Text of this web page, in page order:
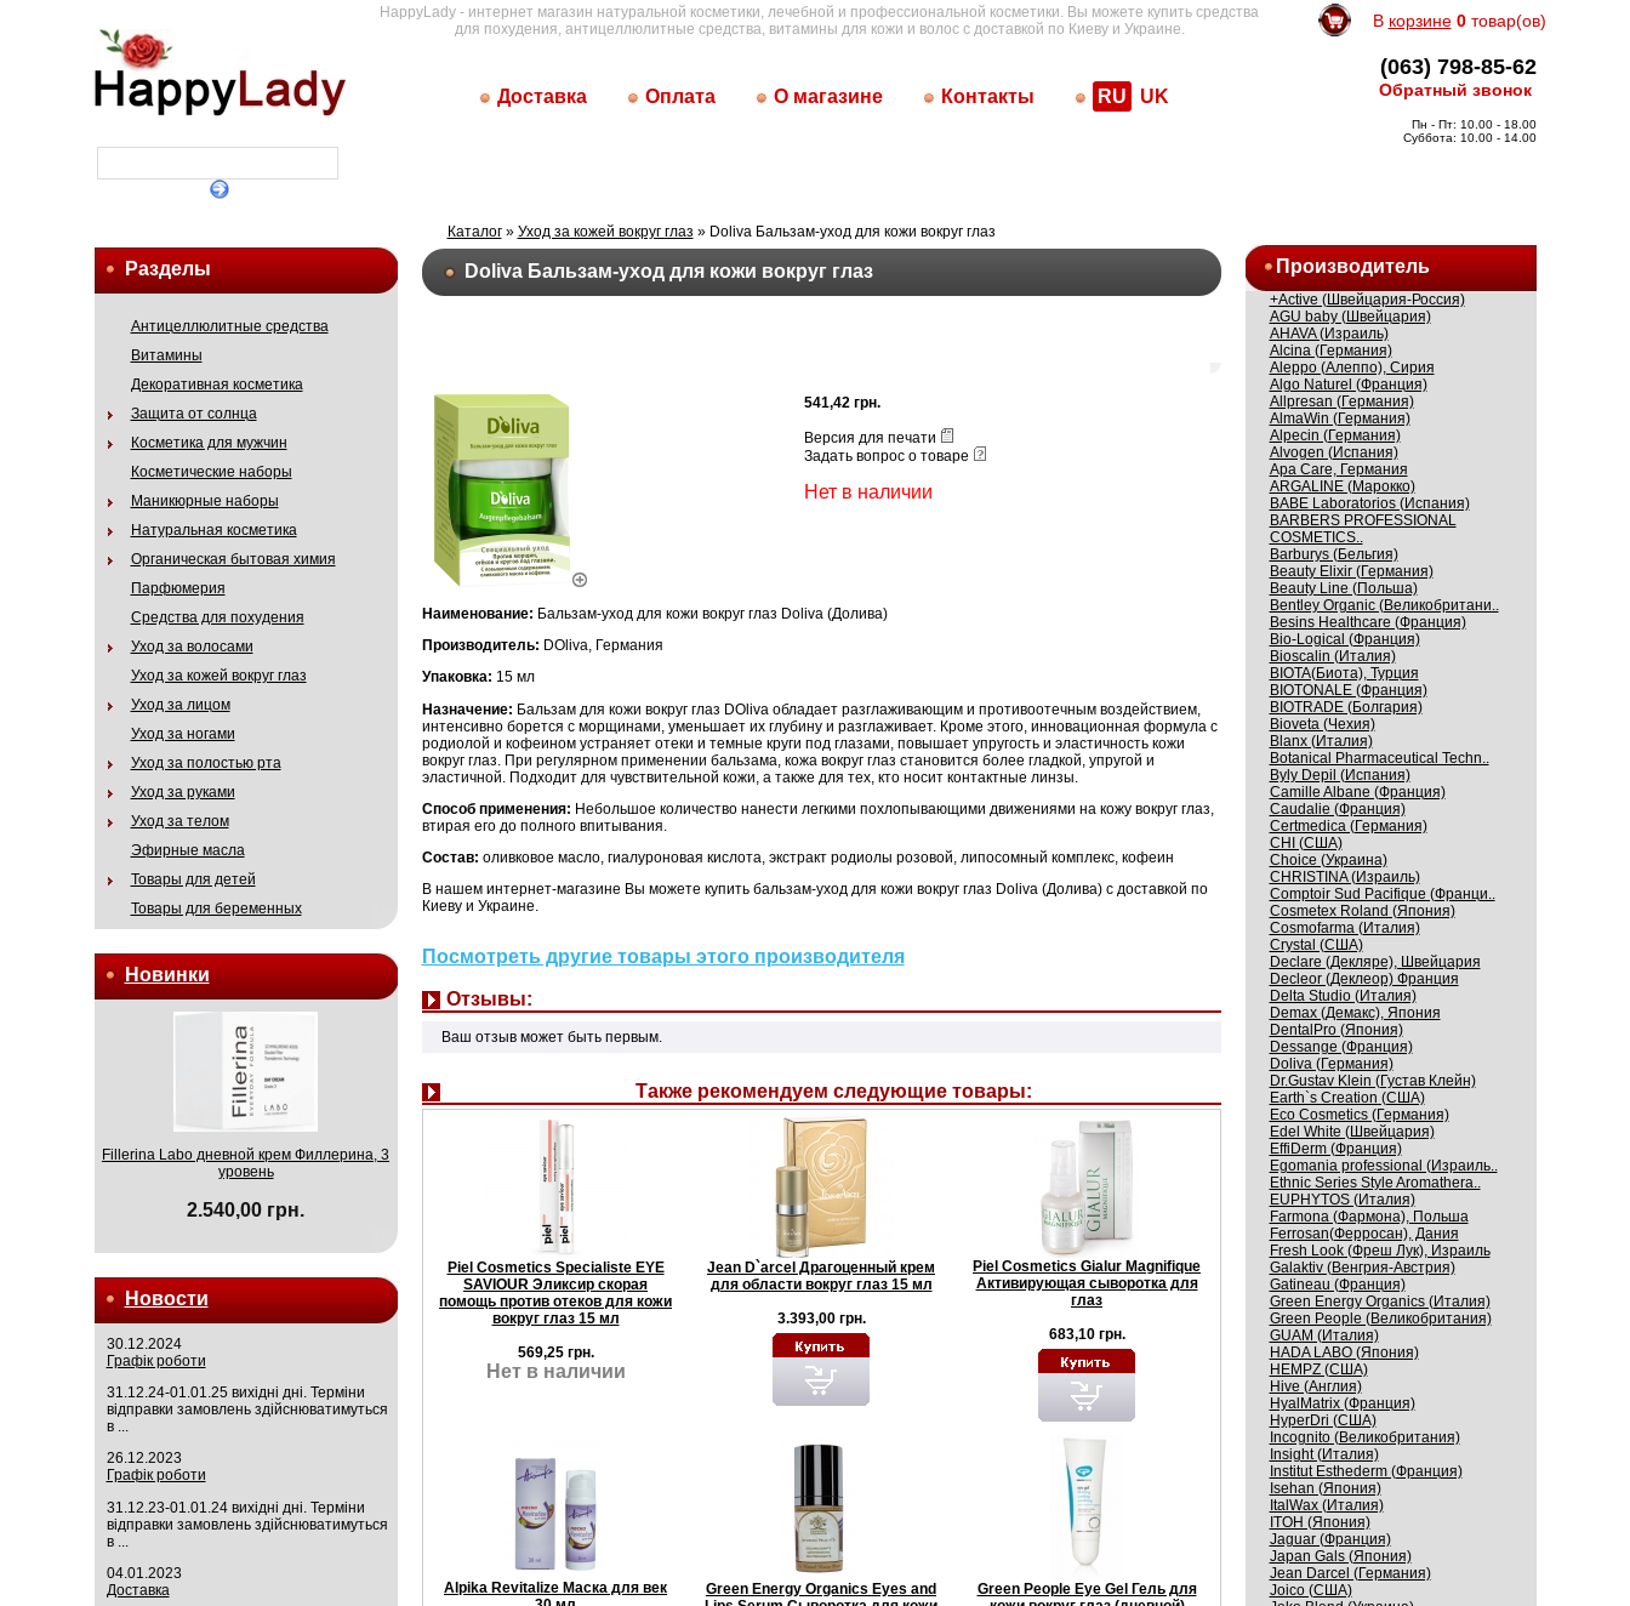
HappyLady - интернет магазин натуральной косметики, лечебной и профессиональной косметики. Вы можете купить средства
для похудения, антицеллюлитные средства, витамины для кожи и волос с доставкой по Киеву и Украине.
Доставка Оплата О магазине Контакты RU UK
В корзине 0товар(ов)
(063) 798-85-62
Обратный звонок
Пн - Пт: 10.00 - 18.00
Суббота: 10.00 - 14.00
Разделы
Антицеллюлитные средства
Витамины
Декоративная косметика
Защита от солнца
Косметика для мужчин
Косметические наборы
Маникюрные наборы
Натуральная косметика
Органическая бытовая химия
Парфюмерия
Средства для похудения
Уход за волосами
Уход за кожей вокруг глаз
Уход за лицом
Уход за ногами
Уход за полостью рта
Уход за руками
Уход за телом
Эфирные масла
Товары для детей
Товары для беременных
Новинки
Fillerina Labo дневной крем Филлерина, 3
уровень
2.540,00 грн.
Новости
30.12.2024
Графік роботи
31.12.24-01.01.25 вихідні дні. Терміни
відправки замовлень здійснюватимуться
в ...
26.12.2023
Графік роботи
31.12.23-01.01.24 вихідні дні. Терміни
відправки замовлень здійснюватимуться
в ...
04.01.2023
Доставка
Каталог» Уход за кожей вокруг глаз » Doliva Бальзам-уход для кожи вокруг глаз
Doliva Бальзам-уход для кожи вокруг глаз
541,42 грн.
Версия для печати
Задать вопрос о товаре
Нет в наличии
Наименование: Бальзам-уход для кожи вокруг глаз Doliva (Долива)
Производитель: DOliva, Германия
Упаковка: 15 мл
Назначение: Бальзам для кожи вокруг глаз DOliva обладает разглаживающим и противоотечным воздействием,
интенсивно борется с морщинами, уменьшает их глубину и разглаживает. Кроме этого, инновационная формула с
родиолой и кофеином устраняет отеки и темные круги под глазами, повышает упругость и эластичность кожи
вокруг глаз. При регулярном применении бальзама, кожа вокруг глаз становится более гладкой, упругой и
эластичной. Подходит для чувствительной кожи, а также для тех, кто носит контактные линзы.
Способ применения: Небольшое количество нанести легкими похлопывающими движениями на кожу вокруг глаз,
втирая его до полного впитывания.
Состав: оливковое масло, гиалуроновая кислота, экстракт родиолы розовой, липосомный комплекс, кофеин
В нашем интернет-магазине Вы можете купить бальзам-уход для кожи вокруг глаз Doliva (Долива) с доставкой по
Киеву и Украине.
Посмотреть другие товары этого производителя
Отзывы:
Ваш отзыв может быть первым.
Также рекомендуем следующие товары:
Piel Cosmetics Specialiste EYE
SAVIOUR Эликсир скорая
помощь против отеков для кожи
вокруг глаз 15 мл
569,25 грн.
Нет в наличии
Jean D`arcel Драгоценный крем
для области вокруг глаз 15 мл
3.393,00 грн.
Piel Cosmetics Gialur Magnifique
Активирующая сыворотка для
глаз
683,10 грн.
Alpika Revitalize Маска для век
Green Energy Organics Eyes and
Green People Eye Gel Гель для
Производитель
+Active (Швейцария-Россия)
AGU baby (Швейцария)
AHAVA (Израиль)
Alcina (Германия)
Aleppo (Алеппо), Сирия
Algo Naturel (Франция)
Allpresan (Германия)
AlmaWin (Германия)
Alpecin (Германия)
Alvogen (Испания)
Apa Care, Германия
ARGALINE (Марокко)
BABE Laboratorios (Испания)
BARBERS PROFESSIONAL
COSMETICS..
Barburys (Бельгия)
Beauty Elixir (Германия)
Beauty Line (Польша)
Bentley Organic (Великобритани..
Besins Healthcare (Франция)
Bio-Logical (Франция)
Bioscalin (Италия)
BIOTA(Биота), Турция
BIOTONALE (Франция)
BIOTRADE (Болгария)
Bioveta (Чехия)
Blanx (Италия)
Botanical Pharmaceutical Techn..
Byly Depil (Испания)
Camille Albane (Франция)
Caudalie (Франция)
Certmedica (Германия)
CHI (США)
Choice (Украина)
CHRISTINA (Израиль)
Comptoir Sud Pacifique (Франци..
Cosmetex Roland (Япония)
Cosmofarma (Италия)
Crystal (США)
Declare (Декляре), Швейцария
Decleor (Деклеор) Франция
Delta Studio (Италия)
Demax (Демакс), Япония
DentalPro (Япония)
Dessange (Франция)
Doliva (Германия)
Dr.Gustav Klein (Густав Клейн)
Earth`s Creation (США)
Eco Cosmetics (Германия)
Edel White (Швейцария)
EffiDerm (Франция)
Egomania professional (Израиль..
Ethnic Series Style Aromathera..
EUPHYTOS (Италия)
Farmona (Фармона), Польша
Ferrosan(Ферросан), Дания
Fresh Look (Фреш Лук), Израиль
Galaktiv (Венгрия-Австрия)
Gatineau (Франция)
Green Energy Organics (Италия)
Green People (Великобритания)
GUAM (Италия)
HADA LABO (Япония)
HEMPZ (США)
Hive (Англия)
HyalMatrix (Франция)
HyperDri (США)
Incognito (Великобритания)
Insight (Италия)
Institut Esthederm (Франция)
Isehan (Япония)
ItalWax (Италия)
ITOH (Япония)
Jaguar (Франция)
Japan Gals (Япония)
Jean Darcel (Германия)
Joico (США)